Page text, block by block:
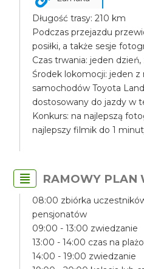
Długość trasy: 210 km
Podczas przejazdu
posiłki, a także sesje
Czas trwania: jeden
Środek lokomocji: jeden
samochodów Toyota
dostosowany do jazdy w
Konkurs: na najlepszą
najlepszy filmik do 1
RAMOWY PLAN
08:00 zbiórka
pensjonatów
09:00 - 13:00 zwiedzanie
13:00 - 14:00 czas na
14:00 - 19:00 zwiedzanie